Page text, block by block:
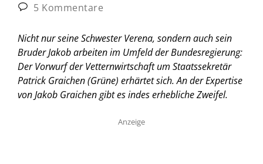
5 Kommentare
Nicht nur seine Schwester Verena, sondern auch sein
Bruder Jakob arbeiten im Umfeld der Bundesregierung:
Der Vorwurf der Vetternwirtschaft um Staatssekretär
Patrick Graichen (Grüne) erhärtet sich. An der Expertise
von Jakob Graichen gibt es indes erhebliche Zweifel.
Anzeige